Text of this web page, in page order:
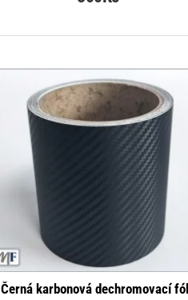
Černá karbonová dechromovací